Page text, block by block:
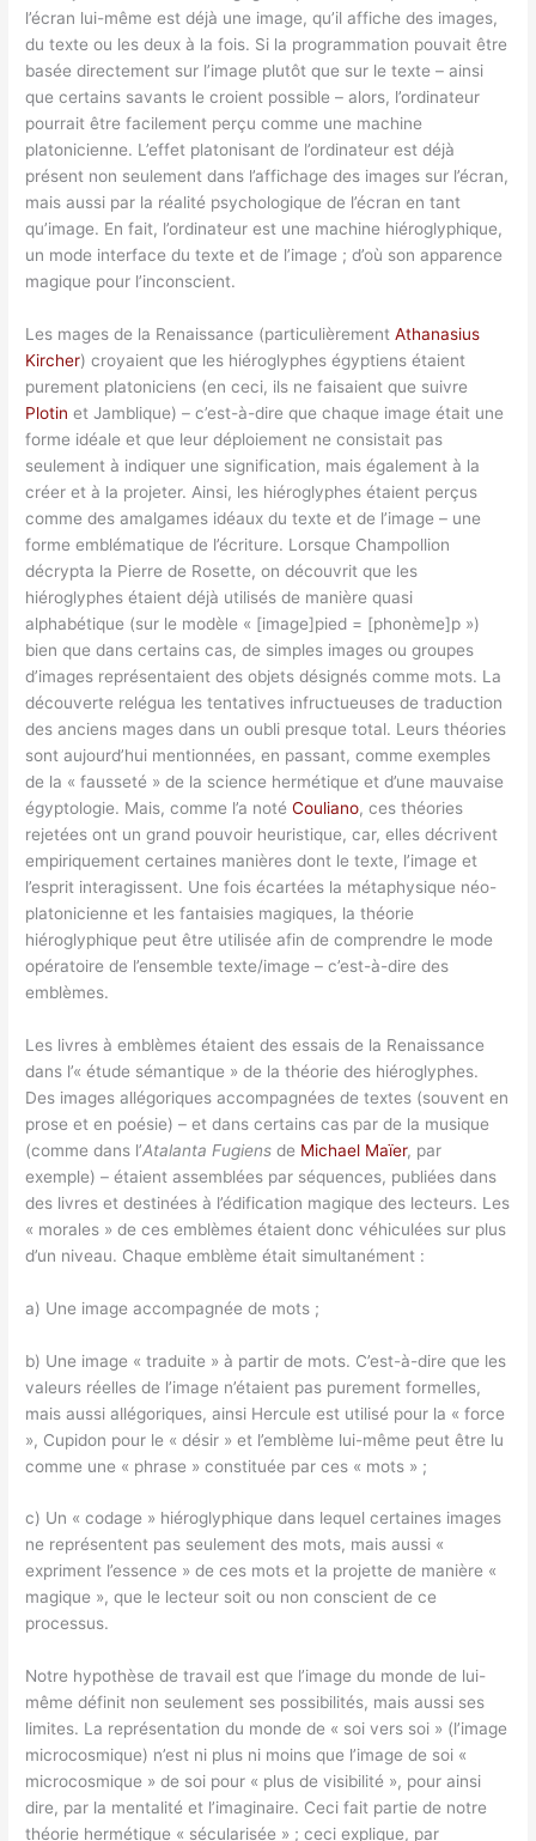
l’écran lui-même est déjà une image, qu’il affiche des images,
du texte ou les deux à la fois. Si la programmation pouvait être
basée directement sur l’image plutôt que sur le texte – ainsi
que certains savants le croient possible – alors, l’ordinateur
pourrait être facilement perçu comme une machine
platonicienne. L’effet platonisant de l’ordinateur est déjà
présent non seulement dans l’affichage des images sur l’écran,
mais aussi par la réalité psychologique de l’écran en tant
qu’image. En fait, l’ordinateur est une machine hiéroglyphique,
un mode interface du texte et de l’image ; d’où son apparence
magique pour l’inconscient.
Les mages de la Renaissance (particulièrementAthanasius
Kircher) croyaient que les hiéroglyphes égyptiens étaient
purement platoniciens (en ceci, ils ne faisaient que suivre
Plotin et Jamblique) – c’est-à-dire que chaque image était une
forme idéale et que leur déploiement ne consistait pas
seulement à indiquer une signification, mais également à la
créer et à la projeter. Ainsi, les hiéroglyphes étaient perçus
comme des amalgames idéaux du texte et de l’image – une
forme emblématique de l’écriture. Lorsque Champollion
décrypta la Pierre de Rosette, on découvrit que les
hiéroglyphes étaient déjà utilisés de manière quasi
alphabétique (sur le modèle « [image]pied = [phonème]p »)
bien que dans certains cas, de simples images ou groupes
d’images représentaient des objets désignés comme mots. La
découverte relégua les tentatives infructueuses de traduction
des anciens mages dans un oubli presque total. Leurs théories
sont aujourd’hui mentionnées, en passant, comme exemples
de la « fausseté » de la science hermétique et d’une mauvaise
égyptologie. Mais, comme l’a notéCouliano, ces théories
rejetées ont un grand pouvoir heuristique, car, elles décrivent
empiriquement certaines manières dont le texte, l’image et
l’esprit interagissent. Une fois écartées la métaphysique néo-
platonicienne et les fantaisies magiques, la théorie
hiéroglyphique peut être utilisée afin de comprendre le mode
opératoire de l’ensemble texte/image – c’est-à-dire des
emblèmes.
Les livres à emblèmes étaient des essais de la Renaissance
dans l’« étude sémantique » de la théorie des hiéroglyphes.
Des images allégoriques accompagnées de textes (souvent en
prose et en poésie) – et dans certains cas par de la musique
(comme dans l’Atalanta Fugiens de Michael Maïer, par
exemple) – étaient assemblées par séquences, publiées dans
des livres et destinées à l’édification magique des lecteurs. Les
« morales » de ces emblèmes étaient donc véhiculées sur plus
d’un niveau. Chaque emblème était simultanément :
a) Une image accompagnée de mots ;
b) Une image « traduite » à partir de mots. C’est-à-dire que les
valeurs réelles de l’image n’étaient pas purement formelles,
mais aussi allégoriques, ainsi Hercule est utilisé pour la « force
», Cupidon pour le « désir » et l’emblème lui-même peut être lu
comme une « phrase » constituée par ces « mots » ;
c) Un « codage » hiéroglyphique dans lequel certaines images
ne représentent pas seulement des mots, mais aussi «
expriment l’essence » de ces mots et la projette de manière «
magique », que le lecteur soit ou non conscient de ce
processus.
Notre hypothèse de travail est que l’image du monde de lui-
même définit non seulement ses possibilités, mais aussi ses
limites. La représentation du monde de « soi vers soi » (l’image
microcosmique) n’est ni plus ni moins que l’image de soi «
microcosmique » de soi pour « plus de visibilité », pour ainsi
dire, par la mentalité et l’imaginaire. Ceci fait partie de notre
théorie hermétique « sécularisée » ; ceci explique, par